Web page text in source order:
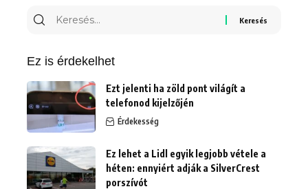
Keresés
Ez is érdekelhet
Ezt jelenti ha zöld pont világít a
telefonod kijelzőjén
Érdekesség
Ez lehet a Lidl egyik legjobb vétele a
héten: ennyiért adják a SilverCrest
porszívót